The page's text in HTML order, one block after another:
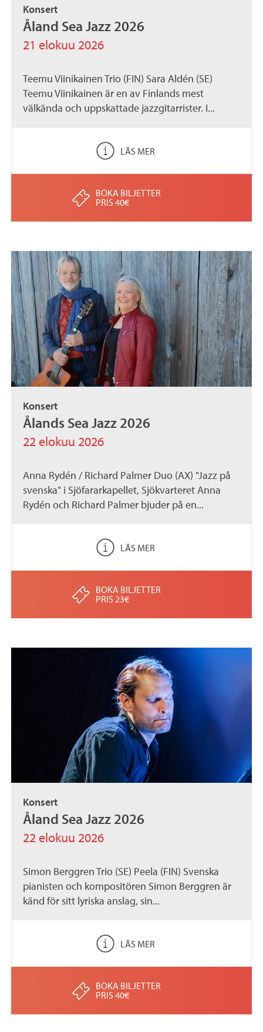
Konsert
Åland Sea Jazz 2026
21 elokuu 2026
Teemu Viinikainen Trio (FIN) Sara Aldén (SE)
Teemu Viinikainen är en av Finlands mest
välkända och uppskattade jazzgitarrister. I...
LÄS MER
BOKA BILJETTER
PRIS 40€
Konsert
Ålands Sea Jazz 2026
22 elokuu 2026
Anna Rydén / Richard Palmer Duo (AX) "Jazz på
svenska" i Sjöfararkapellet, Sjökvarteret Anna
Rydén och Richard Palmer bjuder på en...
LÄS MER
BOKA BILJETTER
PRIS 23€
Konsert
Åland Sea Jazz 2026
22 elokuu 2026
Simon Berggren Trio (SE) Peela (FIN) Svenska
pianisten och kompositören Simon Berggren är
känd för sitt lyriska anslag, sin...
LÄS MER
BOKA BILJETTER
PRIS 40€